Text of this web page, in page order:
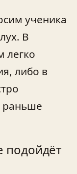
ученика
В
легко
либо в
раньше
подойдёт